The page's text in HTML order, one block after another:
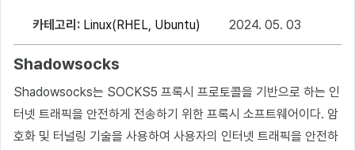
카테고리: Linux(RHEL, Ubuntu) 2024. 05. 03
Shadowsocks
Shadowsocks는 SOCKS5 프록시 프로토콜을 기반으로 하는 인
터넷 트래픽을 안전하게 전송하기 위한 프록시 소프트웨어이다. 암
호화 및 터널링 기술을 사용하여 사용자의 인터넷 트래픽을 안전하